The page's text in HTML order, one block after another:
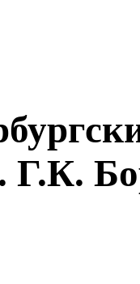
Г.К.